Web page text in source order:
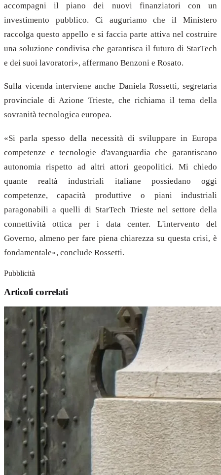
accompagni il piano dei nuovi finanziatori con un
investimento pubblico. Ci auguriamo che il Ministero
raccolga questo appello e si faccia parte attiva nel costruire
una soluzione condivisa che garantisca il futuro di StarTech
e dei suoi lavoratori», affermano Benzoni e Rosato.
Sulla vicenda interviene anche Daniela Rossetti, segretaria
provinciale di Azione Trieste, che richiama il tema della
sovranità tecnologica europea.
«Si parla spesso della necessità di sviluppare in Europa
competenze e tecnologie d'avanguardia che garantiscano
autonomia rispetto ad altri attori geopolitici. Mi chiedo
quante realtà industriali italiane possiedano oggi
competenze, capacità produttive o piani industriali
paragonabili a quelli di StarTech Trieste nel settore della
connettività ottica per i data center. L'intervento del
Governo, almeno per fare piena chiarezza su questa crisi, è
fondamentale», conclude Rossetti.
Pubblicità
Articoli correlati